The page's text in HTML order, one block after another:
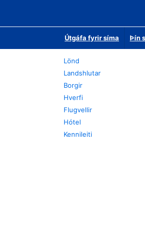
Útgáfa fyrir síma Þín
Lönd
Landshlutar
Borgir
Hverfi
Flugvellir
Hótel
Kennileiti